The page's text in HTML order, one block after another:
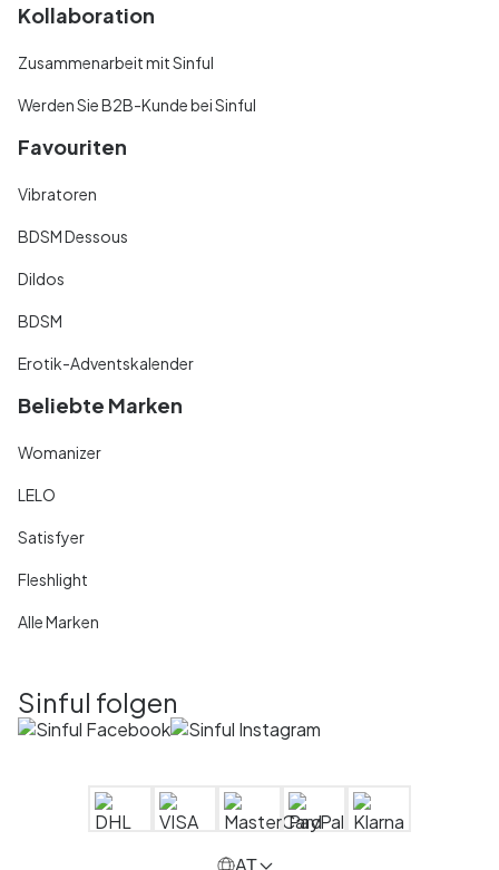
Kollaboration
Zusammenarbeit mit Sinful
Werden Sie B2B-Kunde bei Sinful
Favouriten
Vibratoren
BDSM Dessous
Dildos
BDSM
Erotik-Adventskalender
Beliebte Marken
Womanizer
LELO
Satisfyer
Fleshlight
Alle Marken
Sinful folgen
AT